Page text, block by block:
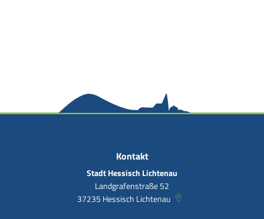
Kontakt
Stadt Hessisch Lichtenau
Landgrafenstraße 52
37235 Hessisch Lichtenau